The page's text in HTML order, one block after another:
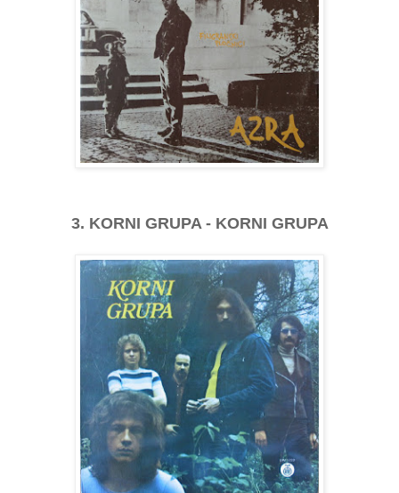
3. KORNI GRUPA - KORNI GRUPA